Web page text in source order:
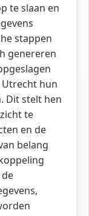
te slaan en
stappen
genereren
hun
Dit stelt hen
te
en de
belang